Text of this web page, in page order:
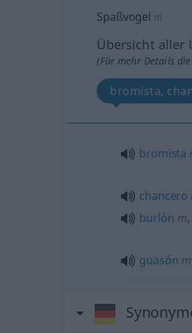
Spaßvogel m
Übersicht aller
(Für mehr Details
bromista,
bromista
chancero
burlón m,
guasón m